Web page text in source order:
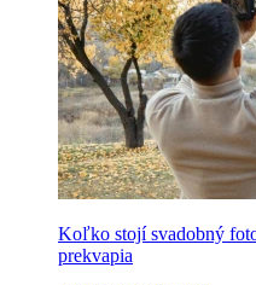
Koľko stojí svadobný
prekvapia